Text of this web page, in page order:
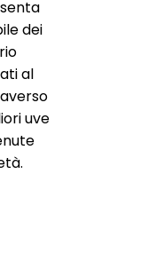
dei
al
uve